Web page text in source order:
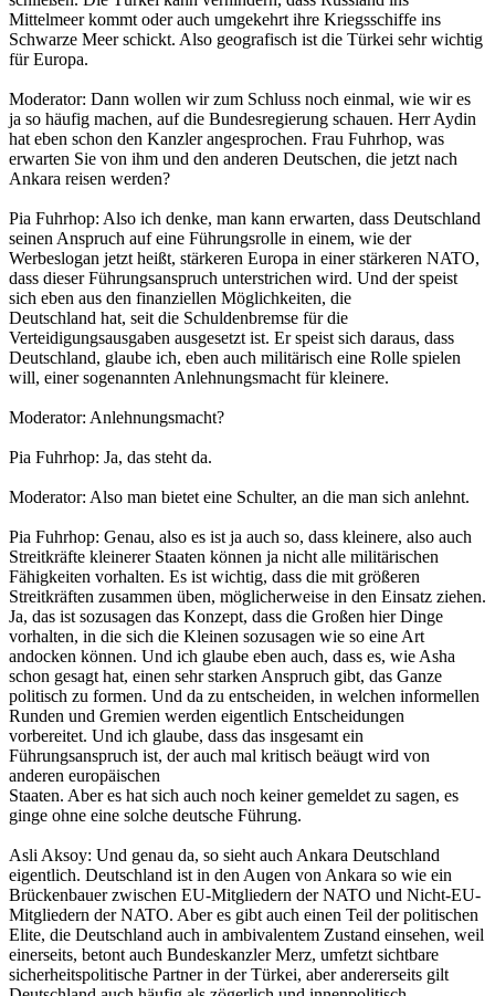
Mittelmeer kommt oder auch umgekehrt ihre Kriegsschiffe ins
Schwarze Meer schickt. Also geografisch ist die Türkei sehr wichtig
für Europa.
Moderator: Dann wollen wir zum Schluss noch einmal, wie wir es
ja so häufig machen, auf die Bundesregierung schauen. Herr Aydin
hat eben schon den Kanzler angesprochen. Frau Fuhrhop, was
erwarten Sie von ihm und den anderen Deutschen, die jetzt nach
Ankara reisen werden?
Pia Fuhrhop: Also ich denke, man kann erwarten, dass Deutschland
seinen Anspruch auf eine Führungsrolle in einem, wie der
Werbeslogan jetzt heißt, stärkeren Europa in einer stärkeren NATO,
dass dieser Führungsanspruch unterstrichen wird. Und der speist
sich eben aus den finanziellen Möglichkeiten, die
Deutschland hat, seit die Schuldenbremse für die
Verteidigungsausgaben ausgesetzt ist. Er speist sich daraus, dass
Deutschland, glaube ich, eben auch militärisch eine Rolle spielen
will, einer sogenannten Anlehnungsmacht für kleinere.
Moderator: Anlehnungsmacht?
Pia Fuhrhop: Ja, das steht da.
Moderator: Also man bietet eine Schulter, an die man sich anlehnt.
Pia Fuhrhop: Genau, also es ist ja auch so, dass kleinere, also auch
Streitkräfte kleinerer Staaten können ja nicht alle militärischen
Fähigkeiten vorhalten. Es ist wichtig, dass die mit größeren
Streitkräften zusammen üben, möglicherweise in den Einsatz ziehen.
Ja, das ist sozusagen das Konzept, dass die Großen hier Dinge
vorhalten, in die sich die Kleinen sozusagen wie so eine Art
andocken können. Und ich glaube eben auch, dass es, wie Asha
schon gesagt hat, einen sehr starken Anspruch gibt, das Ganze
politisch zu formen. Und da zu entscheiden, in welchen informellen
Runden und Gremien werden eigentlich Entscheidungen
vorbereitet. Und ich glaube, dass das insgesamt ein
Führungsanspruch ist, der auch mal kritisch beäugt wird von
anderen europäischen
Staaten. Aber es hat sich auch noch keiner gemeldet zu sagen, es
ginge ohne eine solche deutsche Führung.
Asli Aksoy: Und genau da, so sieht auch Ankara Deutschland
eigentlich. Deutschland ist in den Augen von Ankara so wie ein
Brückenbauer zwischen EU-Mitgliedern der NATO und Nicht-EU-
Mitgliedern der NATO. Aber es gibt auch einen Teil der politischen
Elite, die Deutschland auch in ambivalentem Zustand einsehen, weil
einerseits, betont auch Bundeskanzler Merz, umfetzt sichtbare
sicherheitspolitische Partner in der Türkei, aber andererseits gilt